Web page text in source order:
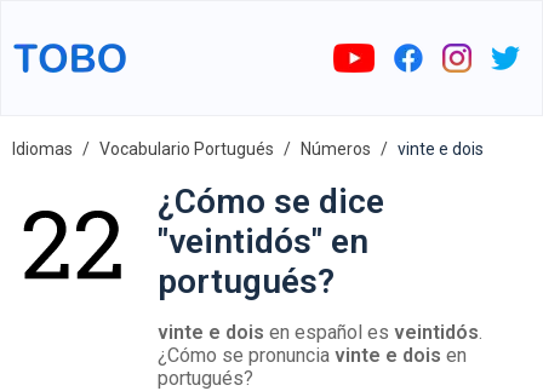
Idiomas Vocabulario Portugués Números vinte e dois
¿Cómo se dice
"veintidós" en
portugués?
vinte e dois en español es veintidós.
¿Cómo se pronuncia vinte e dois en
portugués?